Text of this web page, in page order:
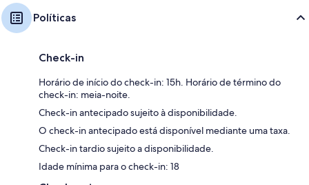
Políticas
Check-in
Horário de início do check-in: 15h. Horário de término do
check-in: meia-noite.
Check-in antecipado sujeito à disponibilidade.
O check-in antecipado está disponível mediante uma taxa.
Check-in tardio sujeito a disponibilidade.
Idade mínima para o check-in: 18